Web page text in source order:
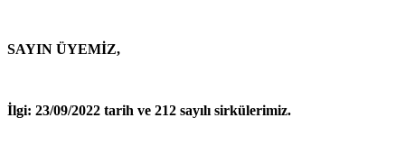
SAYIN ÜYEMİZ,
İlgi: 23/09/2022 tarih ve 212 sayılı sirkülerimiz.